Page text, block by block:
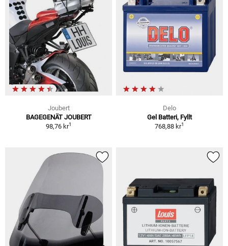
Joubert
BAGEGENÄT JOUBERT
98,76 kr1
Delo
Gel Batteri, Fyllt
768,88 kr1